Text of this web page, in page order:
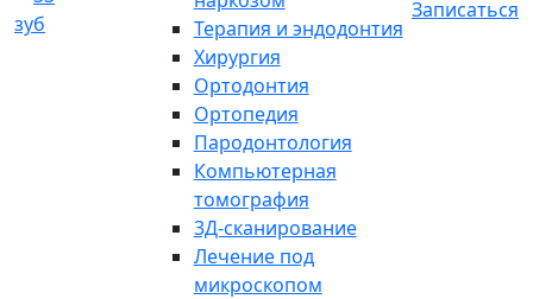
Терапия и эндодонтия
Хирургия
Ортодонтия
Ортопедия
Пародонтология
Компьютерная
томография
3Д-сканирование
Лечение под
микроскопом
Записаться